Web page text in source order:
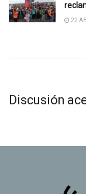
22
Discusión